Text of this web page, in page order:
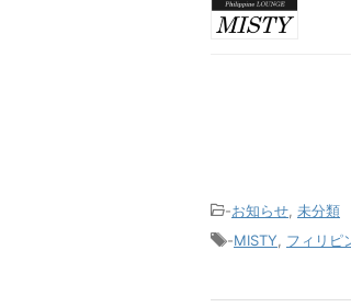
-お知らせ, 未分類
-MISTY, フィリピ